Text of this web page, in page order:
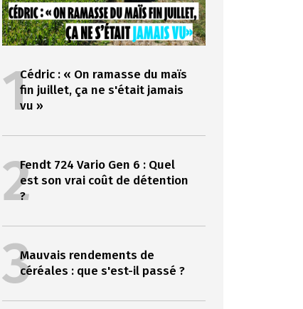
1Cédric : « On ramasse du maïs
fin juillet, ça ne s'était jamais
vu »
2Fendt 724 Vario Gen 6 : Quel
est son vrai coût de détention
?
3Mauvais rendements de
céréales : que s'est-il passé ?